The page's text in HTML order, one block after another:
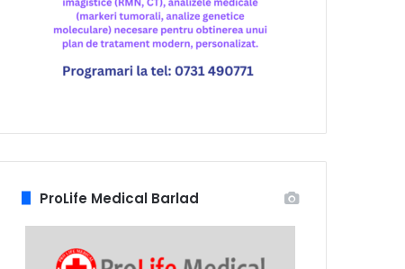
ProLife Medical Barlad